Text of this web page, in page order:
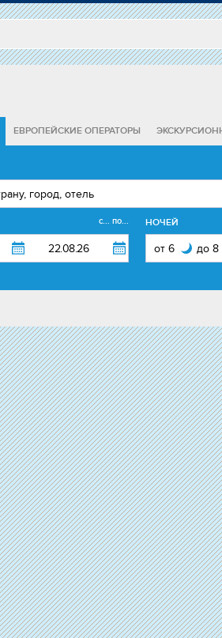
ЕВРОПЕЙСКИЕ ОПЕРАТОРЫ
с... по... НОЧЕЙ